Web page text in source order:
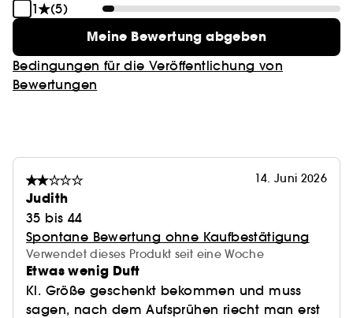
1
(5)
Meine Bewertung abgeben
Bedingungen für die Veröffentlichung von
Bewertungen
14. Juni 2026
Judith
35 bis 44
Spontane Bewertung ohne Kaufbestätigung
Verwendet dieses Produkt seit eine Woche
Etwas wenig Duft
Kl. Größe geschenkt bekommen und muss
sagen, nach dem Aufsprühen riecht man erst